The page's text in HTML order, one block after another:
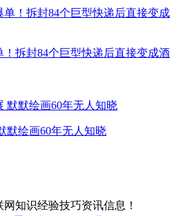
拆封84个巨型快递后直接变成酒
默绘画60年无人知晓
知识经验技巧资讯信息！